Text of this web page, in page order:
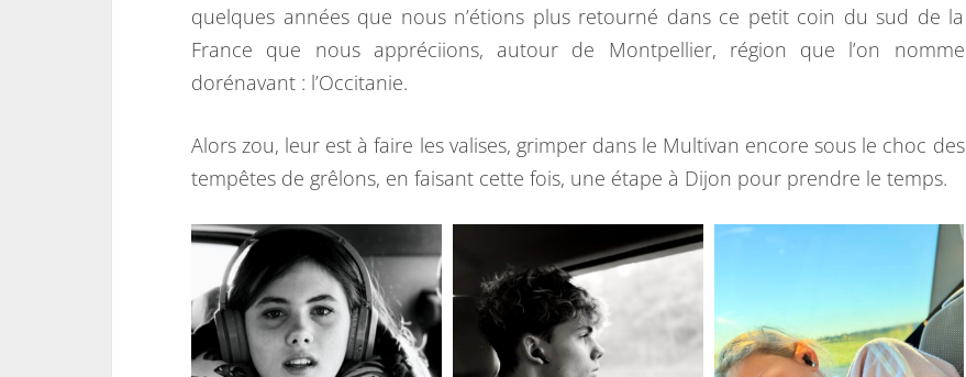
E
C
C
A
N
I
E
quelques années que nous n’étions plus retourné dans ce petit coin du sud de la
France que nous appréciions, autour de Montpellier, région que l’on nomme
dorénavant : l’Occitanie.
Alors zou, leur est à faire les valises, grimper dans le Multivan encore sous le choc des
tempêtes de grêlons, en faisant cette fois, une étape à Dijon pour prendre le temps.